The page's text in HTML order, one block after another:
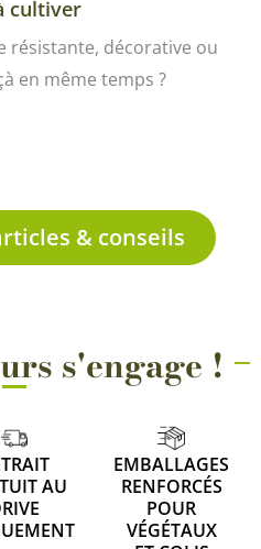
cultiver
résistante, décorative ou
en même temps ?
& conseils
s'engage !
AU
EMBALLAGES
RENFORCÉS
POUR
VÉGÉTAUX